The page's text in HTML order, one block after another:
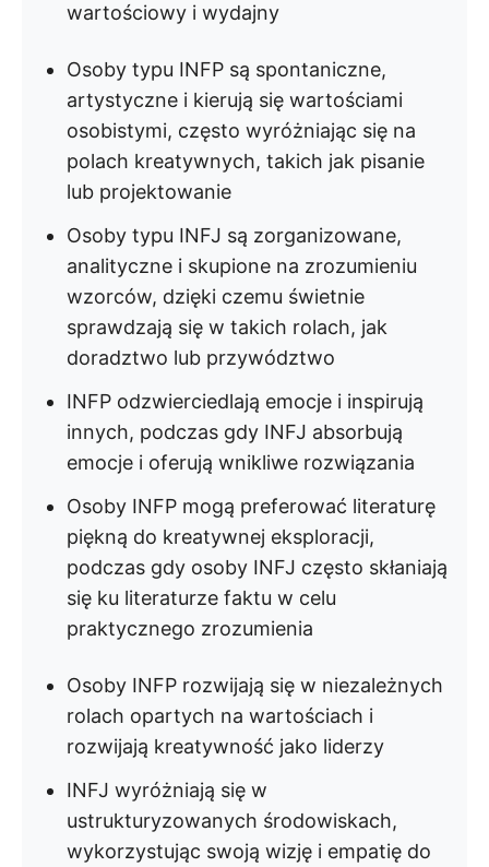
wartościowy i wydajny
Osoby typu INFP są spontaniczne,
artystyczne i kierują się wartościami
osobistymi, często wyróżniając się na
polach kreatywnych, takich jak pisanie
lub projektowanie
Osoby typu INFJ są zorganizowane,
analityczne i skupione na zrozumieniu
wzorców, dzięki czemu świetnie
sprawdzają się w takich rolach, jak
doradztwo lub przywództwo
INFP odzwierciedlają emocje i inspirują
innych, podczas gdy INFJ absorbują
emocje i oferują wnikliwe rozwiązania
Osoby INFP mogą preferować literaturę
piękną do kreatywnej eksploracji,
podczas gdy osoby INFJ często skłaniają
się ku literaturze faktu w celu
praktycznego zrozumienia
Osoby INFP rozwijają się w niezależnych
rolach opartych na wartościach i
rozwijają kreatywność jako liderzy
INFJ wyróżniają się w
ustrukturyzowanych środowiskach,
wykorzystując swoją wizję i empatię do